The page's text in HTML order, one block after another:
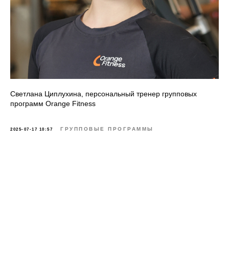
Светлана Циплухина, персональный тренер групповых
программ Orange Fitness
2025-07-17 10:57 ГРУППОВЫЕ ПРОГРАММЫ